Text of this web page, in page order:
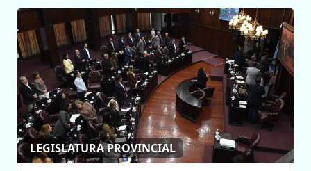
LEGISLATURA PROVINCIAL